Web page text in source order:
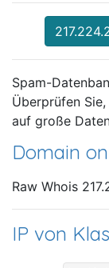
Spam-
Überprüfen
auf große
Domain
Raw Whois
IP von